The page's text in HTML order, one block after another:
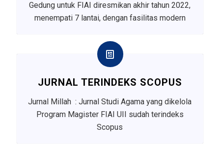
Gedung untuk FIAI diresmikan akhir tahun 2022,
menempati 7 lantai, dengan fasilitas modern
JURNAL TERINDEKS SCOPUS
Jurnal Millah : Jurnal Studi Agama yang dikelola
Program Magister FIAI UII sudah terindeks
Scopus